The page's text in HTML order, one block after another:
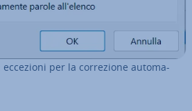
eccezioni per la cor­re­zio­ne au­to­ma­